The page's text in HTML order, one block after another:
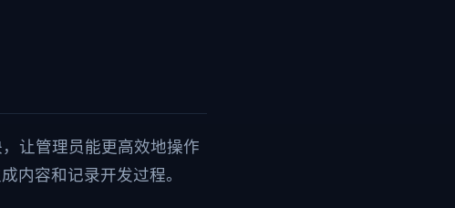
让管理员能更高效地操作
内容和记录开发过程。